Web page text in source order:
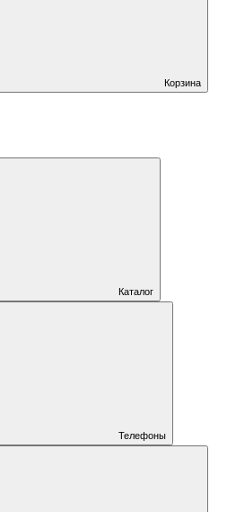
Корзина
Каталог
Телефоны